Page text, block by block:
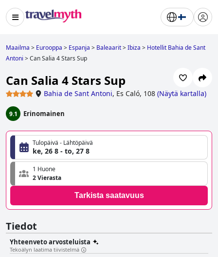
Maailma > Eurooppa > Espanja > Baleaarit>Ibiza > Hotellit Bahia de Sant
Antoni >Can Salia 4 Stars Sup
Can Salia 4 Stars Sup
Bahia de Sant Antoni, Es Caló, 108 (Näytä kartalla)
9.1 Erinomainen
Tulopäivä - Lähtöpäivä
ke, 26 8 - to, 27 8
1 Huone
2 Vierasta
Tarkista saatavuus
Tiedot
Yhteenveto arvosteluista
Tekoälyn laatima tiivistelmä